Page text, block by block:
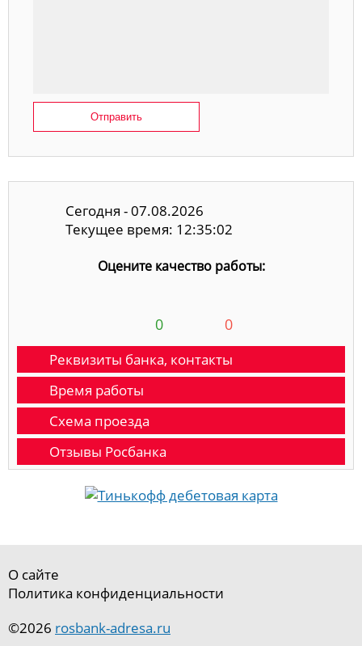
Отправить
Сегодня - 07.08.2026
Текущее время: 12:35:03
Оцените качество работы:
0 0
Реквизиты банка, контакты
Время работы
Схема проезда
Отзывы Росбанка
О сайте
Политика конфиденциальности
©2026 rosbank-adresa.ru